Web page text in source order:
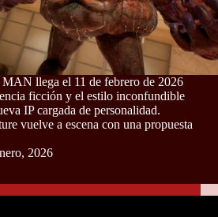
llega el 11 de febrero de 2026
ficción y el estilo inconfundible
IP cargada de personalidad.
vuelve a escena con una propuesta
2026